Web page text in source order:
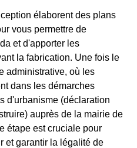
élaborent des plans
vous permettre de
et d'apporter les
la fabrication. Une fois le
administrative, où les
dans les démarches
d'urbanisme (déclaration
auprès de la mairie de
étape est cruciale pour
et garantir la légalité de